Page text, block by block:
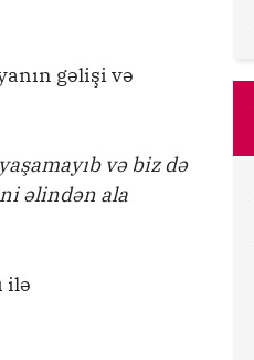
gəlişi və
və biz də
əlindən ala
ilə